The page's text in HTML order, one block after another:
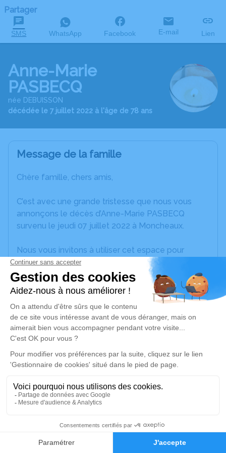
Faire-part Hommages
Partager
SMS WhatsApp Facebook E-mail Lien
Anne-Marie
PASBECQ
née DEBUISSON
décédée le 7 juillet 2022 à l'âge de 78 ans
Message de la famille
Chère famille, chers amis,
C’est avec une grande tristesse que nous vous
annonçons le décès d’Anne-Marie PASBECQ
survenu le jeudi 07 juillet 2022 à Moncheaux.
Nous vous invitons à utiliser cet espace pour
laisser vos condoléances, partager des photos
souvenirs, une anecdote ou exprimer vos pensées
à travers des poèmes ou des textes. Cet endroit
est un lieu d'expression dédié à honorer la
mémoire d’Anne-Marie PASBECQ.
Un service de plantation d’arbre hommage est
disponible ici.
Je rends hommage
Cérémonie civile
Crématorium d'Hénin-Beaumont
Rue du docteur Laennec